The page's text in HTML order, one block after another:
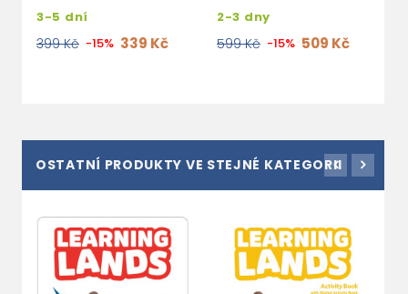
3-5 dní
399 Kč -15% 339 Kč
2-3 dny
599 Kč -15% 509 Kč
OSTATNÍ PRODUKTY VE STEJNÉ KATEGORII